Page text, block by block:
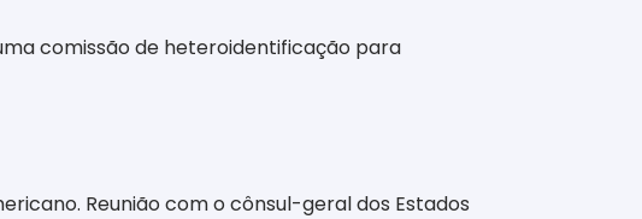
comissão de heteroidentificação para
Reunião com o cônsul-geral dos Estados